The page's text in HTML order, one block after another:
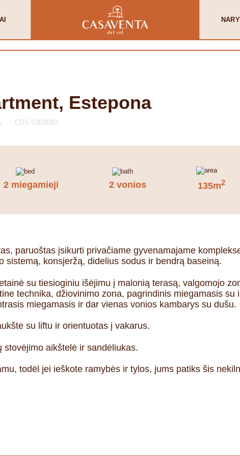
Estepona
CDS 5203090
2 miegamieji 2 vonios 135m2
paruoštas įsikurti privačiame gyvenamajame
sistemą, konsjeržą, didelius sodus ir bendrą baseiną.
su tiesioginiu išėjimu į malonią terasą, valgomojo
technika, džiovinimo zona, pagrindinis miegamasis su
miegamasis ir dar vienas vonios kambarys su dušu.
su liftu ir orientuotas į vakarus.
aikštelė ir sandėliukas.
todėl jei ieškote ramybės ir tylos, jums patiks šis